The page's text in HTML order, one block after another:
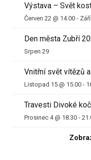
Výstava – Svět
Červen 22 @ 14.00 -
Den města Zubří
Srpen 29
Vnitřní svět vítězů
Listopad 15 @ 15.00 -
Travesti Divoké
Prosinec 4 @ 18.30 -